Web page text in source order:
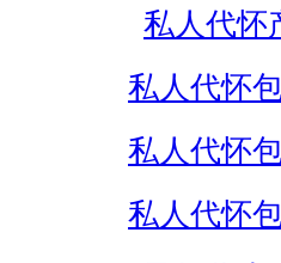
私人代怀
私人代怀
私人代怀
私人代怀